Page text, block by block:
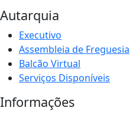
Autarquia
Executivo
Assembleia de Freguesia
Balcão Virtual
Serviços Disponíveis
Informações